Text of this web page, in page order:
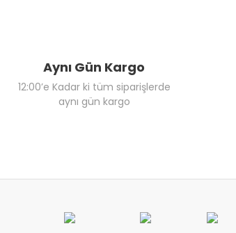
Aynı Gün Kargo
12:00’e Kadar ki tüm siparişlerde
aynı gün kargo